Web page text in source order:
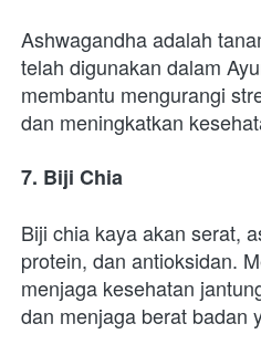
Ashwagandha adalah
telah digunakan dalam
membantu mengurangi
dan meningkatkan
7. Biji Chia
Biji chia kaya akan serat,
protein, dan antioksidan.
menjaga kesehatan
dan menjaga berat badan